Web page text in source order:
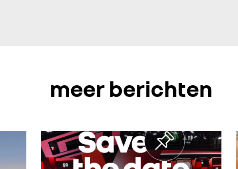
meer berichten